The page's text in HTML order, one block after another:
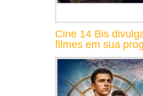
Cine 14 Bis
filmes em sua